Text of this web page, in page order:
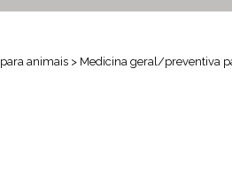
animais > Medicina geral/preventiva